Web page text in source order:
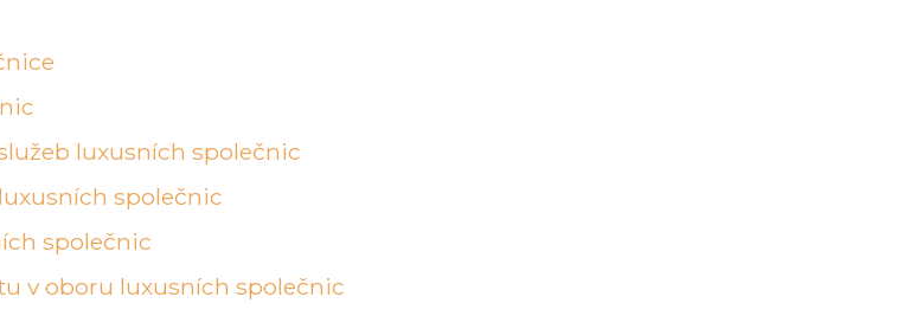
luxusních společnic
společnic
společnic
v oboru luxusních společnic